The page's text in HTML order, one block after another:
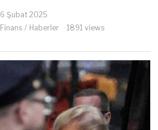
6 Şubat 2025
Finans / Haberler
1891 views